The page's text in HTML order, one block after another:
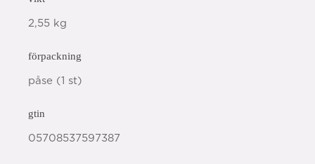
2,55 kg
förpackning
påse (1 st)
gtin
05708537597387